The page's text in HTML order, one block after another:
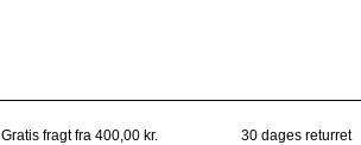
Gratis fragt fra 400,00 kr. 30 dages returret